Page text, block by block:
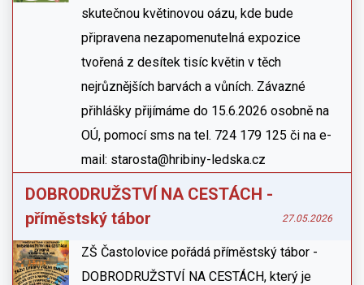
skutečnou květinovou oázu, kde bude
připravena nezapomenutelná expozice
tvořená z desítek tisíc květin v těch
nejrůznějších barvách a vůních. Závazné
přihlášky přijímáme do 15.6.2026 osobně na
OÚ, pomocí sms na tel. 724 179 125 či na e-
mail: starosta@hribiny-ledska.cz
DOBRODRUŽSTVÍ NA CESTÁCH -
příměstský tábor
27.05.2026
ZŠ Častolovice pořádá příměstský tábor -
DOBRODRUŽSTVÍ NA CESTÁCH, který je